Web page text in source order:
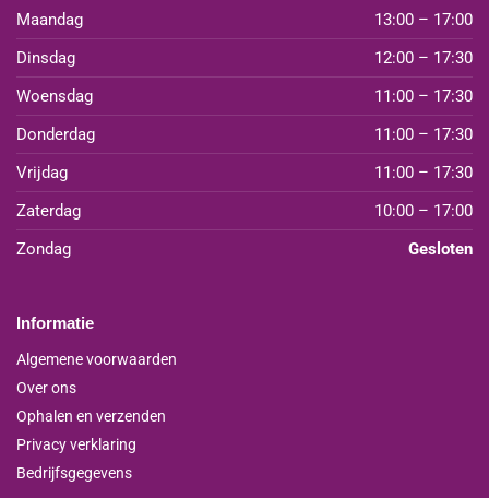
Maandag
13:00 – 17:00
Dinsdag
12:00 – 17:30
Woensdag
11:00 – 17:30
Donderdag
11:00 – 17:30
Vrijdag
11:00 – 17:30
Zaterdag
10:00 – 17:00
Zondag
Gesloten
Informatie
Algemene voorwaarden
Over ons
Ophalen en verzenden
Privacy verklaring
Bedrijfsgegevens